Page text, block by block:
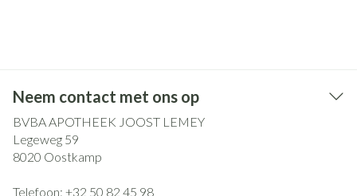
Neem contact met ons op
BVBA APOTHEEK JOOST LEMEY
Legeweg 59
8020 Oostkamp
Telefoon: +32 50 82 45 98